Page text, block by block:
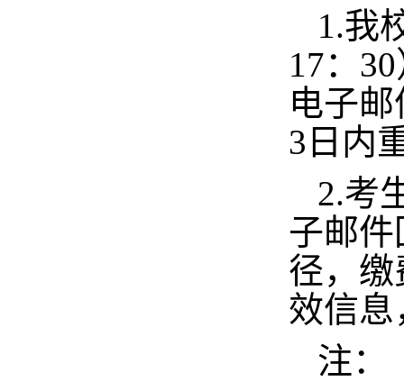
1 .我
17：
电子
3日内
2.考
子邮
径，
效信
注：